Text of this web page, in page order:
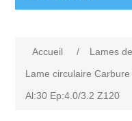
Accueil / Lames
Lame circulaire
Al:30 Ep:4.0/3.2 Z120